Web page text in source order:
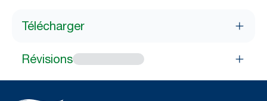
Télécharger
Révisions